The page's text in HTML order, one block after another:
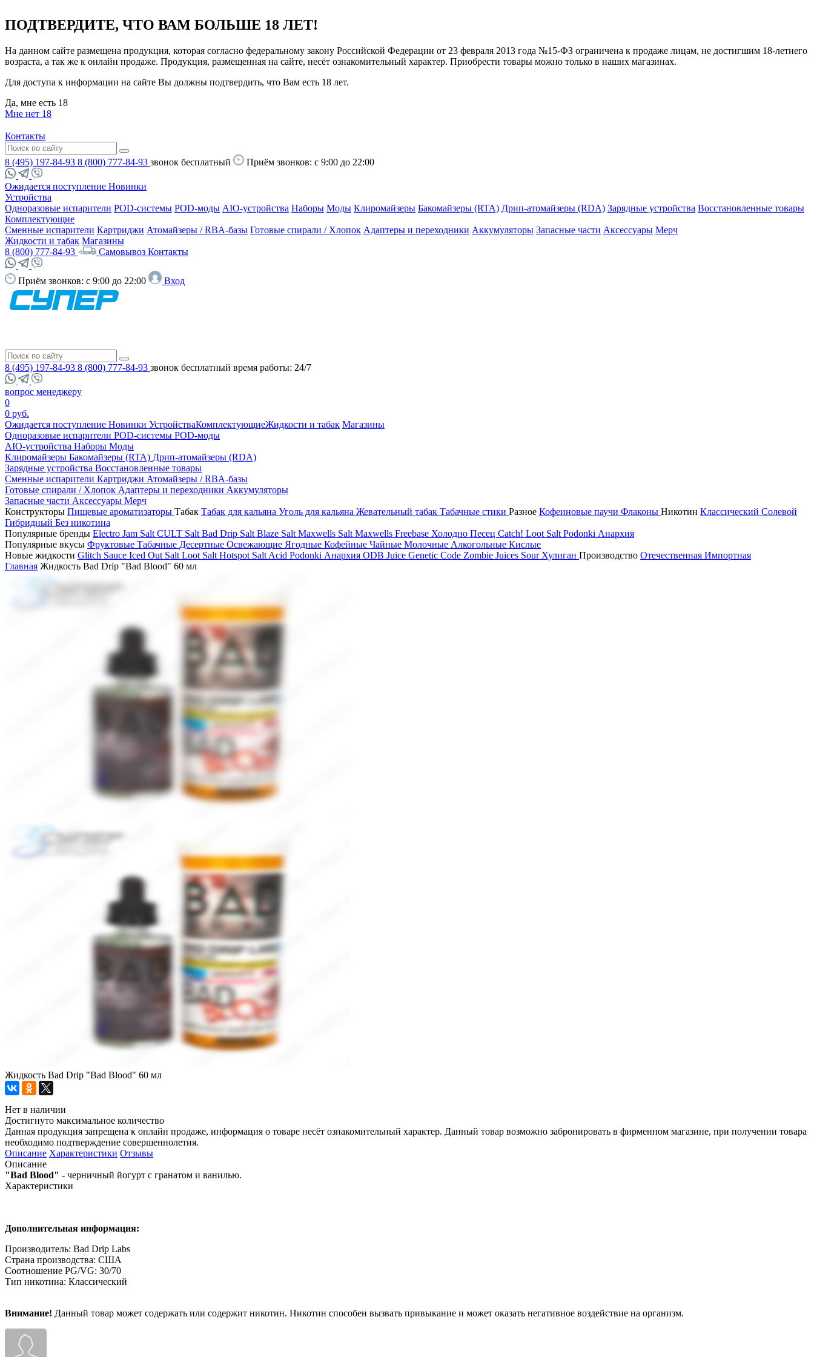
ПОДТВЕРДИТЕ, ЧТО ВАМ БОЛЬШЕ 18 ЛЕТ!
На данном сайте размещена продукция, которая согласно федеральному закону Российской Федерации от 23 февраля 2013 года №15-ФЗ ограничена к продаже лицам, не достигшим 18-летнего
возраста, а так же к онлайн продаже. Продукция, размещенная на сайте, несёт ознакомительный характер. Приобрести товары можно только в наших магазинах.
Для доступа к информации на сайте Вы должны подтвердить, что Вам есть 18 лет.
Да, мне есть 18
Мне нет 18
Контакты
8 (495) 197-84-93 8 (800) 777-84-93 звонок бесплатный Приём звонков: с 9:00 до 22:00
Ожидается поступление Новинки
Устройства
Одноразовые испарители POD-системы POD-моды AIO-устройства Наборы Моды Клиромайзеры Бакомайзеры (RTA) Дрип-атомайзеры (RDA) Зарядные устройства Восстановленные товары
Комплектующие
Сменные испарители Картриджи Атомайзеры / RBA-базы Готовые спирали / Хлопок Адаптеры и переходники Аккумуляторы Запасные части Аксессуары Мерч
Жидкости и табак Магазины
8 (800) 777-84-93
Самовывоз Контакты
Приём звонков: с 9:00 до 22:00 Вход
8 (495) 197-84-93 8 (800) 777-84-93 звонок бесплатный время работы: 24/7
вопрос менеджеру
0
0 руб.
Ожидается поступление Новинки УстройстваКомплектующиеЖидкости и табак Магазины
Одноразовые испарители POD-системы POD-моды
AIO-устройства Наборы Моды
Клиромайзеры Бакомайзеры (RTA) Дрип-атомайзеры (RDA)
Зарядные устройства Восстановленные товары
Сменные испарители Картриджи Атомайзеры / RBA-базы
Готовые спирали / Хлопок Адаптеры и переходники Аккумуляторы
Запасные части Аксессуары Мерч
Конструкторы Пищевые ароматизаторы Табак Табак для кальяна Уголь для кальяна Жевательный табак Табачные стики Разное Кофеиновые паучи Флаконы Никотин Классический Солевой
Гибридный Без никотина
Популярные бренды Electro Jam Salt CULT Salt Bad Drip Salt Blaze Salt Maxwells Salt Maxwells Freebase Холодно Песец Catch! Loot Salt Podonki Анархия
Популярные вкусы Фруктовые Табачные Десертные Освежающие Ягодные Кофейные Чайные Молочные Алкогольные Кислые
Новые жидкости Glitch Sauce Iced Out Salt Loot Salt Hotspot Salt Acid Podonki Анархия ODB Juice Genetic Code Zombie Juices Sour Хулиган Производство Отечественная Импортная
Главная Жидкость Bad Drip "Bad Blood" 60 мл
Жидкость Bad Drip "Bad Blood" 60 мл
Нет в наличии
Достигнуто максимальное количество
Данная продукция запрещена к онлайн продаже, информация о товаре несёт ознакомительный характер. Данный товар возможно забронировать в фирменном магазине, при получении товара
необходимо подтверждение совершеннолетия.
Описание Характеристики Отзывы
Описание
"Bad Blood" - черничный йогурт с гранатом и ванилью.
Характеристики
Дополнительная информация:
Производитель: Bad Drip Labs
Страна производства: США
Соотношение PG/VG: 30/70
Тип никотина: Классический
Внимание! Данный товар может содержать или содержит никотин. Никотин способен вызвать привыкание и может оказать негативное воздействие на организм.